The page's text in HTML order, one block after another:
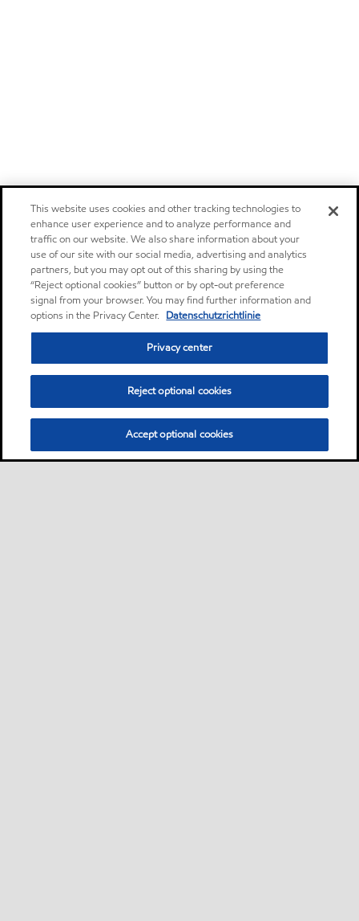
This website uses cookies and other tracking technologies to
enhance user experience and to analyze performance and
traffic on our website. We also share information about your
use of our site with our social media, advertising and analytics
partners, but you may opt out of this sharing by using the
“Reject optional cookies” button or by opt-out preference
signal from your browser. You may find further information and
options in the Privacy Center. Datenschutzrichtlinie
Privacy center
Reject optional cookies
Accept optional cookies